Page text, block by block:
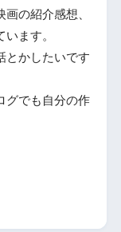
の紹介感想、
ます。
とかしたいです
グでも自分の作